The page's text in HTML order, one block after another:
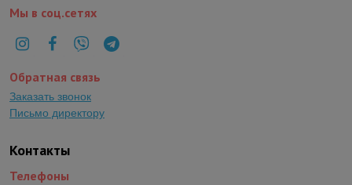
Контакты
Телефоны
Мы в соц.сетях
Обратная связь
Заказать звонок
Письмо директору